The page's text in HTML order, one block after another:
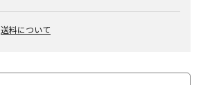
送料について